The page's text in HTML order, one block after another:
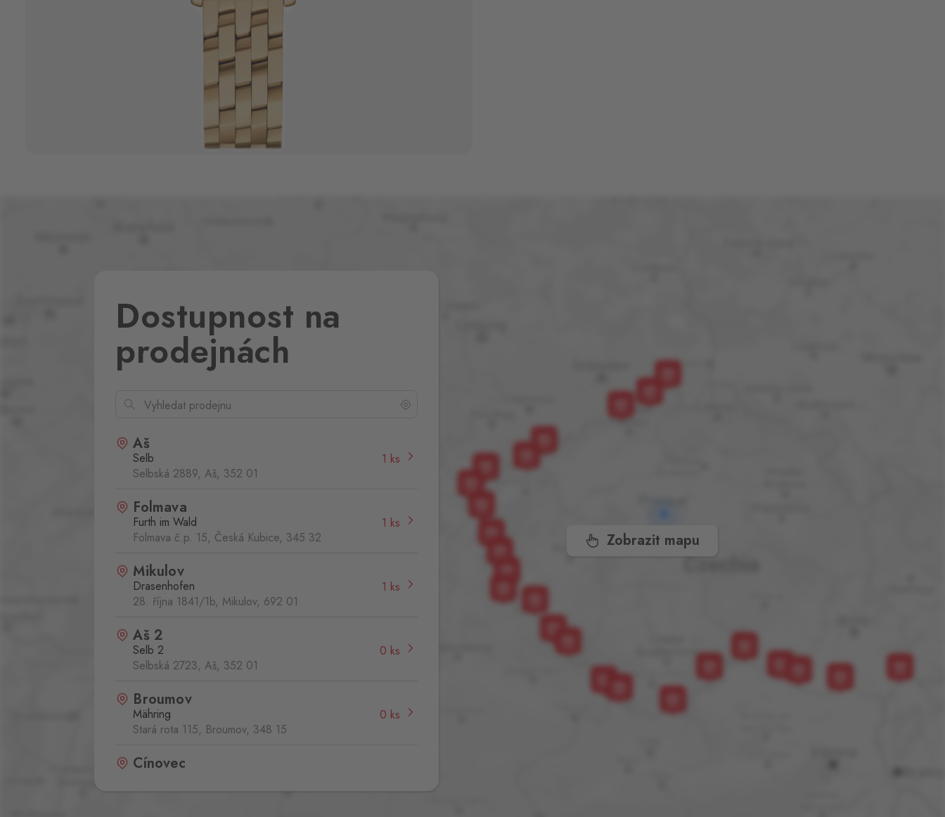
Zobrazit mapu
Dostupnost na
prodejnách
Aš
Selb
Selbská 2889, Aš, 352 01
1 ks
Folmava
Furth im Wald
Folmava č.p. 15, Česká Kubice, 345 32
1 ks
Mikulov
Drasenhofen
28. října 1841/1b, Mikulov, 692 01
1 ks
Aš 2
Selb 2
Selbská 2723, Aš, 352 01
0 ks
Broumov
Mähring
Stará rota 115, Broumov, 348 15
0 ks
Cínovec
Cínovec 294, Dubí - Teplice 1,415 01